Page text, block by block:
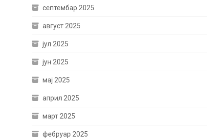
септембар 2025
август 2025
јул 2025
јун 2025
мај 2025
април 2025
март 2025
фебруар 2025